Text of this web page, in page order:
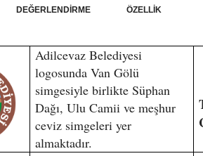
ÖZELLİK
Adilcevaz Belediyesi
logosunda Van Gölü
simgesiyle birlikte Süphan
Dağı, Ulu Camii ve meşhur
ceviz simgeleri yer
almaktadır.